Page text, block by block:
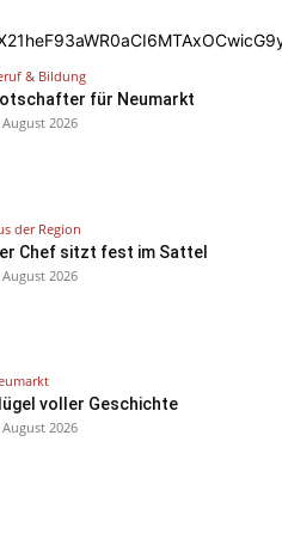
& Bildung
für Neumarkt
August 2026
der Region
Chef sitzt fest im Sattel
August 2026
voller Geschichte
August 2026